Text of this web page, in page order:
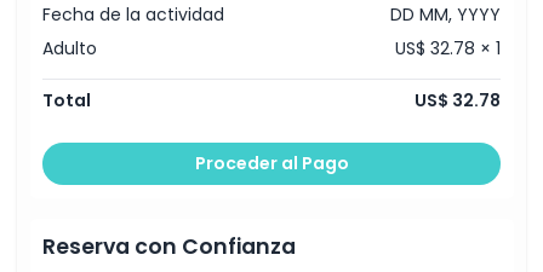
Fecha de la actividad
DD MM, YYYY
Adulto
US$ 32.78 × 1
Total US$ 32.78
Proceder al Pago
Reserva con Confianza